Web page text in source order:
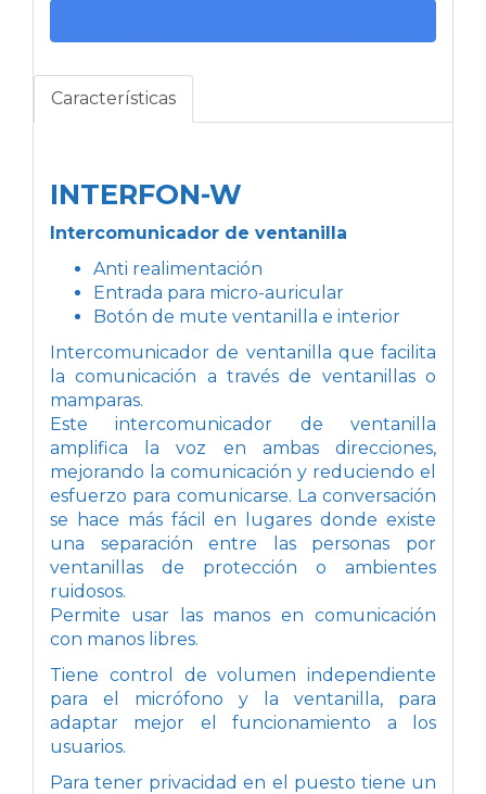
Características
INTERFON-W
Intercomunicador de ventanilla
Anti realimentación
Entrada para micro-auricular
Botón de mute ventanilla e interior
Intercomunicador de ventanilla que facilita
la comunicación a través de ventanillas o
mamparas.
Este intercomunicador de ventanilla
amplifica la voz en ambas direcciones,
mejorando la comunicación y reduciendo el
esfuerzo para comunicarse. La conversación
se hace más fácil en lugares donde existe
una separación entre las personas por
ventanillas de protección o ambientes
ruidosos.
Permite usar las manos en comunicación
con manos libres.
Tiene control de volumen independiente
para el micrófono y la ventanilla, para
adaptar mejor el funcionamiento a los
usuarios.
Para tener privacidad en el puesto tiene un